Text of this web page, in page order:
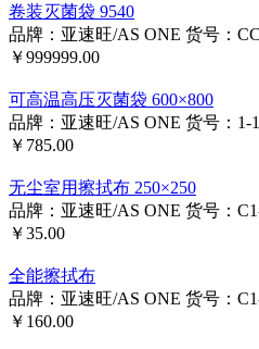
卷装灭菌袋 9540
品牌：亚速旺/AS ONE 货号：
￥999999.00
可高温高压灭菌袋 600×800
品牌：亚速旺/AS ONE 货号：1-
￥785.00
无尘室用擦拭布 250×250
品牌：亚速旺/AS ONE 货号：
￥35.00
全能擦拭布
品牌：亚速旺/AS ONE 货号：
￥160.00